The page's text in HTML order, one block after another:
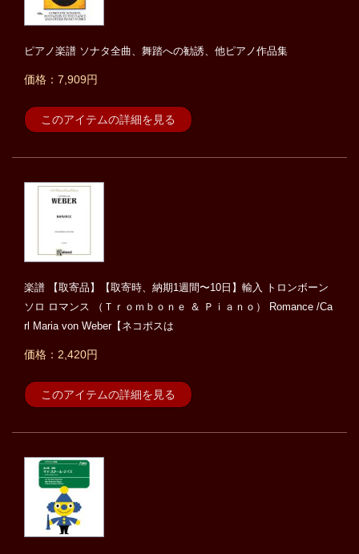
ピアノ楽譜 ソナタ全曲、舞踏への勧誘、他ピアノ作品集
価格：7,909円
このアイテムの詳細を見る
楽譜 【取寄品】【取寄時、納期1週間〜10日】輸入 トロンボーン
ソロ ロマンス （Ｔｒｏｍｂｏｎｅ ＆ Ｐｉａｎｏ） Romance /Ca
rl Maria von Weber【ネコポスは
価格：2,420円
このアイテムの詳細を見る